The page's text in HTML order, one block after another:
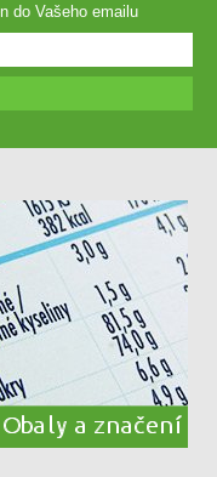
do Vašeho emailu